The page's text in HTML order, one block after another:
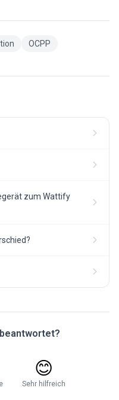
OCPP
zum Wattify
😊
Sehr hilfreich